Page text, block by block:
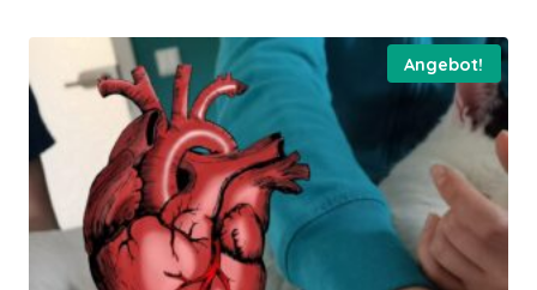
Angebot!